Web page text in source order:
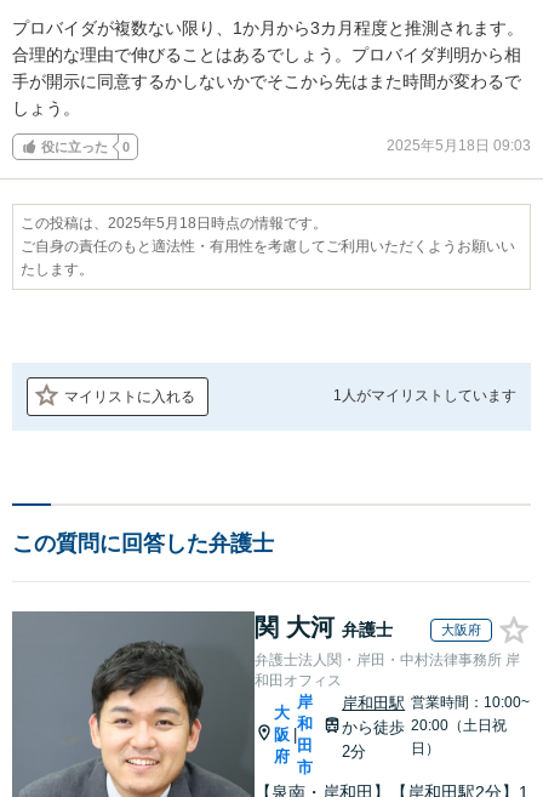
プロバイダが複数ない限り、1か月から3カ月程度と推測されます。
合理的な理由で伸びることはあるでしょう。プロバイダ判明から相
手が開示に同意するかしないかでそこから先はまた時間が変わるで
しょう。
役に立った 0 2025年5月18日 09:03
この投稿は、2025年5月18日時点の情報です。
ご自身の責任のもと適法性・有用性を考慮してご利用いただくようお願いい
たします。
マイリストに入れる 1人がマイリストしています
この質問に回答した弁護士
関 大河 弁護士 大阪府
弁護士法人関・岸田・中村法律事務所 岸
和田オフィス
大
阪
府
岸
和
田
市
岸和田駅
から徒歩
2分
営業時間：10:00~
20:00（土日祝
日）
【泉南・岸和田】【岸和田駅2分】1